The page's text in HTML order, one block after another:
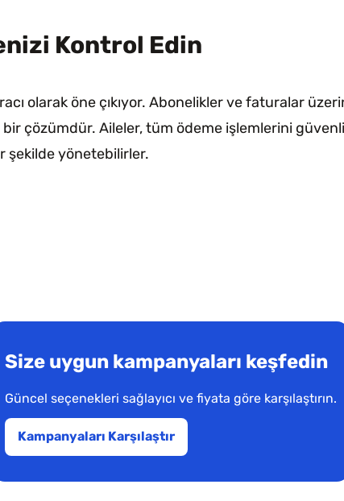
Kontrol Edin
olarak öne çıkıyor. Abonelikler ve faturalar
çözümdür. Aileler, tüm ödeme işlemlerini
şekilde yönetebilirler.
Size uygun kampanyaları keşfedin
Güncel seçenekleri sağlayıcı ve fiyata göre karşılaştırın.
Kampanyaları Karşılaştır